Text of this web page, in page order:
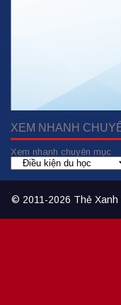
XEM NHANH
Xem nhanh chuyên mục
© 2011-2026 Thẻ Xanh